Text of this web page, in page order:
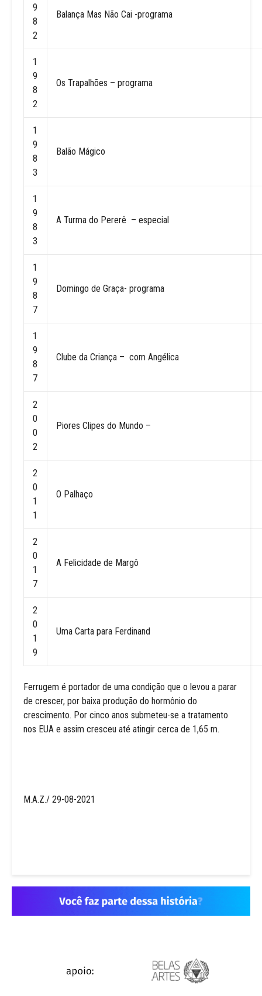
9
8
2
Balança Mas Não Cai -programa
1
9
8
2
Os Trapalhões – programa
1
9
8
3
Balão Mágico
1
9
8
3
A Turma do Pererê – especial
1
9
8
7
Domingo de Graça- programa
1
9
8
7
Clube da Criança – com Angélica
2
0
0
2
Piores Clipes do Mundo –
2
0
1
1
O Palhaço
2
0
1
7
A Felicidade de Margô
2
0
1
9
Uma Carta para Ferdinand
Ferrugem é portador de uma condição que o levou a parar
de crescer, por baixa produção do hormônio do
crescimento. Por cinco anos submeteu-se a tratamento
nos EUA e assim cresceu até atingir cerca de 1,65 m.
M.A.Z./ 29-08-2021